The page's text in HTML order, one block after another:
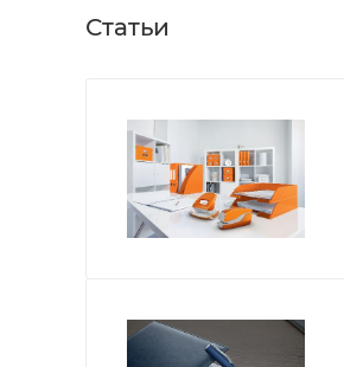
Статьи